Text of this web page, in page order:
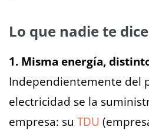
Lo que nadie te dice
1. Misma energía,
Independientemente del
electricidad se la
empresa: su TDU